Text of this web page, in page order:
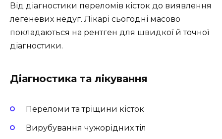
Від діагностики переломів кісток до виявлення
легеневих недуг. Лікарі сьогодні масово
покладаються на рентген для швидкої й точної
діагностики.
Діагностика та лікування
Переломи та тріщини кісток
Вирубування чужорідних тіл